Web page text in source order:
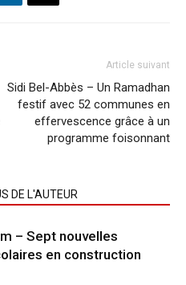
Article suivant
Sidi Bel-Abbès – Un Ramadhan
festif avec 52 communes en
effervescence grâce à un
programme foisonnant
DE L'AUTEUR
– Sept nouvelles
en construction